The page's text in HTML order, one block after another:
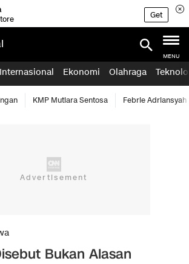
Get
MENU
Internasional Ekonomi Olahraga
KMP Mutiara Sentosa Febrie Adriansyah
Bukan Alasan